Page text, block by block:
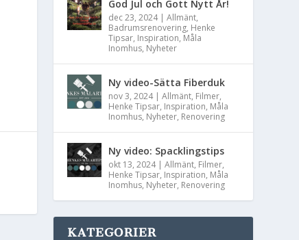
God Jul och Gott Nytt År!
dec 23, 2024|Allmänt,
Badrumsrenovering, Henke
Tipsar, Inspiration, Måla
Inomhus, Nyheter
Ny video-Sätta Fiberduk
nov 3, 2024|Allmänt, Filmer,
Henke Tipsar, Inspiration, Måla
Inomhus, Nyheter, Renovering
Ny video: Spacklingstips
okt 13, 2024|Allmänt, Filmer,
Henke Tipsar, Inspiration, Måla
Inomhus, Nyheter, Renovering
KATEGORIER